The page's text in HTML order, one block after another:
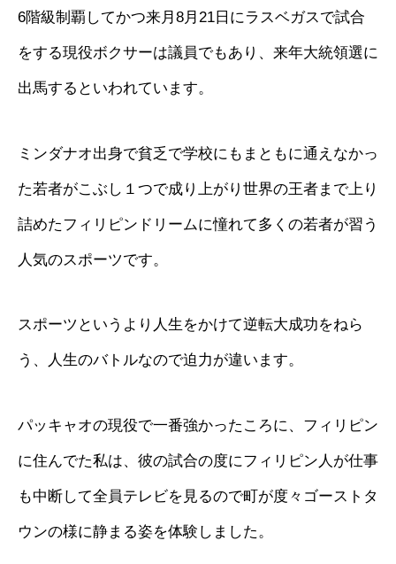
6階級制覇してかつ来月8月21日にラスベガスで試合
をする現役ボクサーは議員でもあり、来年大統領選に
出馬するといわれています。
ミンダナオ出身で貧乏で学校にもまともに通えなかっ
た若者がこぶし１つで成り上がり世界の王者まで上り
詰めたフィリピンドリームに憧れて多くの若者が習う
人気のスポーツです。
スポーツというより人生をかけて逆転大成功をねら
う、人生のバトルなので迫力が違います。
パッキャオの現役で一番強かったころに、フィリピン
に住んでた私は、彼の試合の度にフィリピン人が仕事
も中断して全員テレビを見るので町が度々ゴーストタ
ウンの様に静まる姿を体験しました。